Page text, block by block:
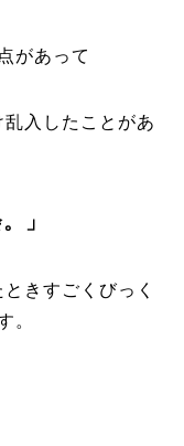
があって
入したことがあ
」
きすごくびっく
。